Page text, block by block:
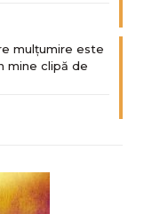
mulțumire este
mine clipă de